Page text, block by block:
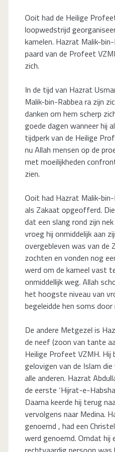
Ooit had de Heilige
loopwedstrijd
kamelen. Hazrat Malik-
paard van de Profeet
zich.
In de tijd van Hazrat
Malik-bin-Rabbea ra zijn
danken om hem scherp
goede dagen wanneer hij
tijdperk van de Heilige
nu Allah mensen op de
met moeilijkheden
zien.
Ooit had Hazrat Malik-
als Zakaat opgeofferd.
dat een slang rond zijn
vroeg hij onmiddelijk aan
overgebleven was van de
zochten en vonden nog
werd om de kameel vast
onmiddellijk weg. Allah
het hoogste niveau van
begeleidde hen soms
De andere Metgezel is
de neef (zoon van tante
Heilige Profeet VZMH.
gelovigen van de Islam
alle anderen. Hazrat
de eerste ‘Hijrat-e-
Daarna keerde hij terug
vervolgens naar Medina.
genoemd , had een
werd genoemd. Omdat hij